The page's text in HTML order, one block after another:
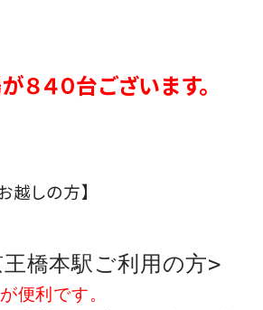
８４０台ございます。
越しの方】
橋本駅ご利用の方>
便利です。